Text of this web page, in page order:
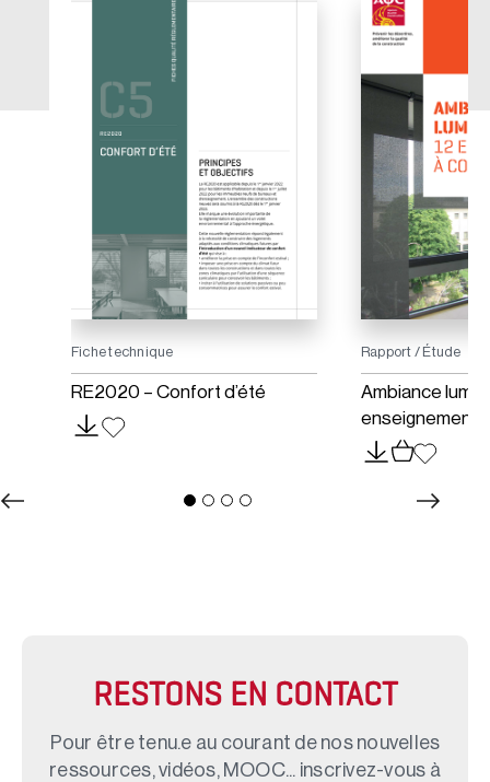
Fiche technique
RE2020 – Confort d’été
Rapport / Étude
Ambiance
RESTONS EN CONTACT
Pour être tenu.e au courant de nos nouvelles
ressources, vidéos, MOOC... inscrivez-vous à